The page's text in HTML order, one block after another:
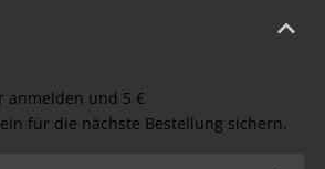
anmelden und 5 €
für die nächste Bestellung sichern.